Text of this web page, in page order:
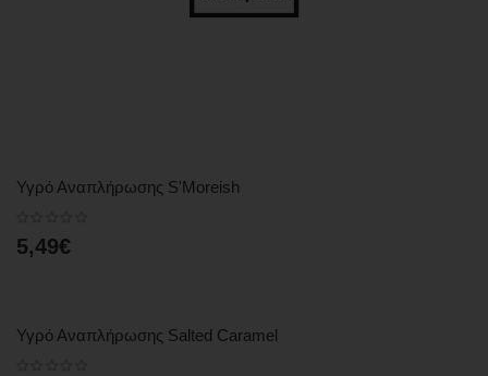
Υγρό Αναπλήρωσης S'Moreish
5,49€
Υγρό Αναπλήρωσης Salted Caramel